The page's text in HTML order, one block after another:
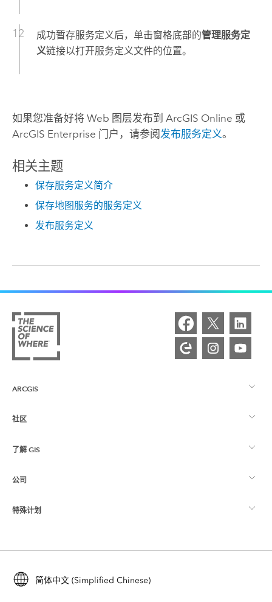
成功暂存服务定义后，单击窗格底部的管理服务定
义链接以打开服务定义文件的位置。
如果您准备好将 Web 图层发布到 ArcGIS Online 或
ArcGIS Enterprise 门户，请参阅发布服务定义。
相关主题
保存服务定义简介
保存地图服务的服务定义
发布服务定义
ARCGIS
ArcGIS 概览
制图
社区
Esri 社区
ArcGIS 博客
用户研究和测试
Esri 年轻专家关系网
了解 GIS
什么是 GIS？
位置智能
培训
ArcUser
公司
关于 Esri
招贤纳士
特殊计划
ArcGIS for Student Use
简体中文 (Simplified Chinese)